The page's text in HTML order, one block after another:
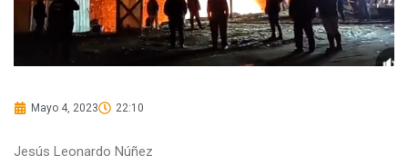
Mayo 4, 2023 22:10
Jesús Leonardo Núñez